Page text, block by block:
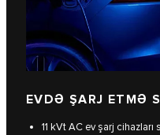
EVDƏ ŞARJ ETMƏ
11 kVt AC ev şarj